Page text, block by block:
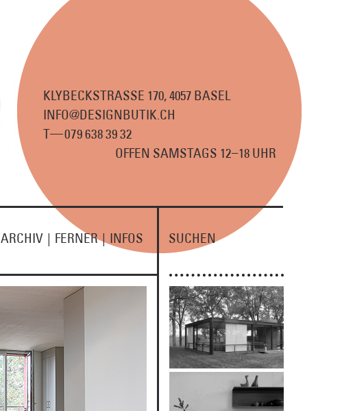
KLYBECKSTRASSE 170, 4057 BASEL
INFO@DESIGNBUTIK.CH
T—0796383932
OFFEN SAMSTAGS 12–18 UHR
ARCHIV | FERNER | INFOS SUCHEN